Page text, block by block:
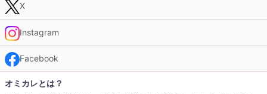
X
Instagram
Facebook
オミカレとは？